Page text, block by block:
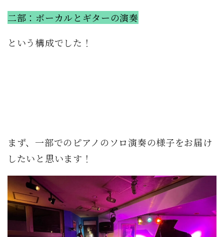
二部：ボーカルとギターの演奏
という構成でした！
まず、一部でのピアノのソロ演奏の様子をお届け
したいと思います！